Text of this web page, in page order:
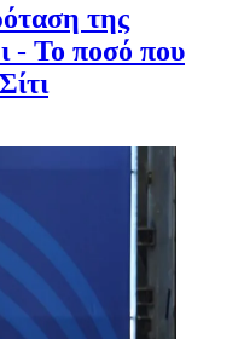
της
- Το ποσό που